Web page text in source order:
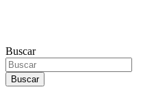
Buscar
Buscar